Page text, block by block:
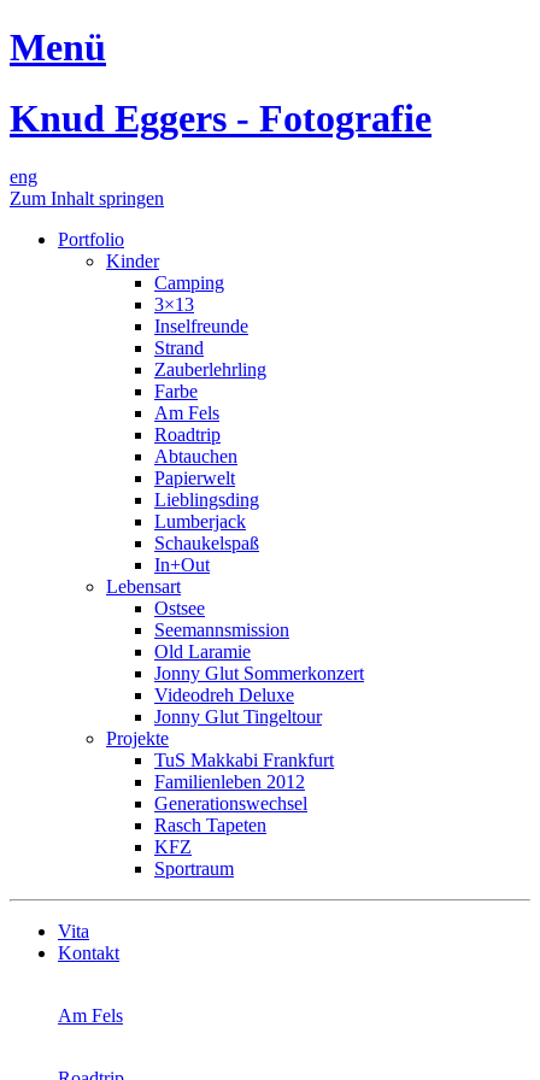
Menü
Knud Eggers - Fotografie
eng
Zum Inhalt springen
Portfolio
Kinder
Camping
3×13
Inselfreunde
Strand
Zauberlehrling
Farbe
Am Fels
Roadtrip
Abtauchen
Papierwelt
Lieblingsding
Lumberjack
Schaukelspaß
In+Out
Lebensart
Ostsee
Seemannsmission
Old Laramie
Jonny Glut Sommerkonzert
Videodreh Deluxe
Jonny Glut Tingeltour
Projekte
TuS Makkabi Frankfurt
Familienleben 2012
Generationswechsel
Rasch Tapeten
KFZ
Sportraum
Vita
Kontakt
Am Fels